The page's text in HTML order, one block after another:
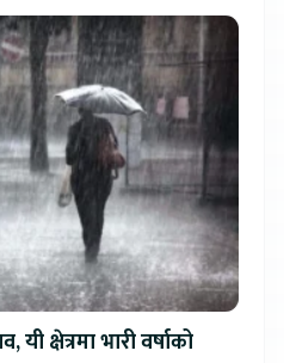
क्षेत्रमा भारी वर्षाको